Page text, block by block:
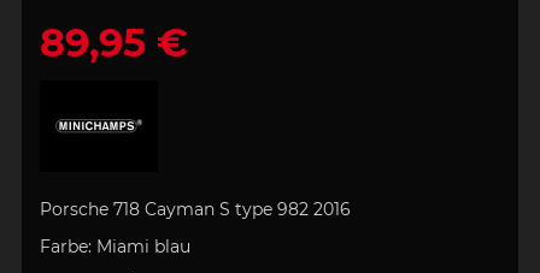
89,95 €
Porsche 718 Cayman S type 982 2016
Farbe: Miami blau